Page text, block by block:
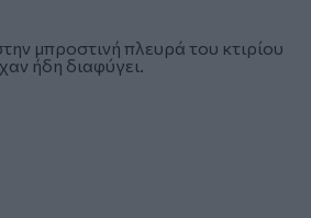
μπροστινή πλευρά του κτιρίου
ήδη διαφύγει.